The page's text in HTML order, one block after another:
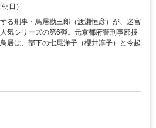
日）
る刑事・鳥居勘三郎（渡瀬恒彦）が、迷宮
気シリーズの第6弾。元京都府警刑事部捜
居は、部下の七尾洋子（櫻井淳子）と今起